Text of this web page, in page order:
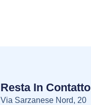
Resta In Contatto
Via Sarzanese Nord, 20